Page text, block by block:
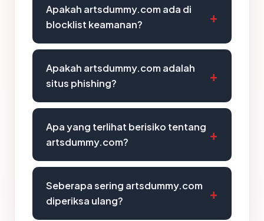
Apakah artsdummy.com ada di
blocklist keamanan?
Apakah artsdummy.com adalah
situs phishing?
Apa yang terlihat berisiko tentang
artsdummy.com?
Seberapa sering artsdummy.com
diperiksa ulang?